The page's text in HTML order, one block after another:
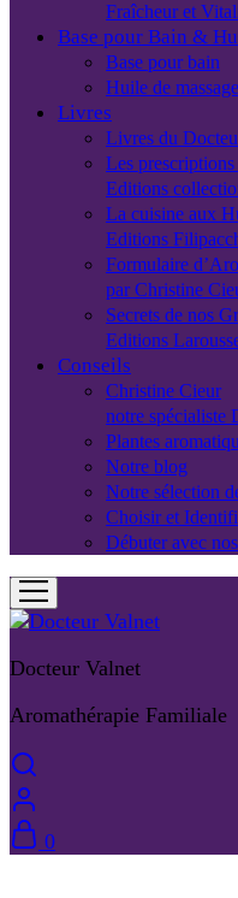
Fraîcheur et
Base pour Bain &
Base pour bain
Huile de massage
Livres
Livres du
Les
Editions
La cuisine aux
Editions
Formulaire
par Christine
Secrets de nos
Editions
Conseils
Christine Cieur
notre spécialiste
Plantes
Notre blog
Notre sélection
Choisir et
Débuter avec
Docteur Valnet
Aromathérapie Familiale
0